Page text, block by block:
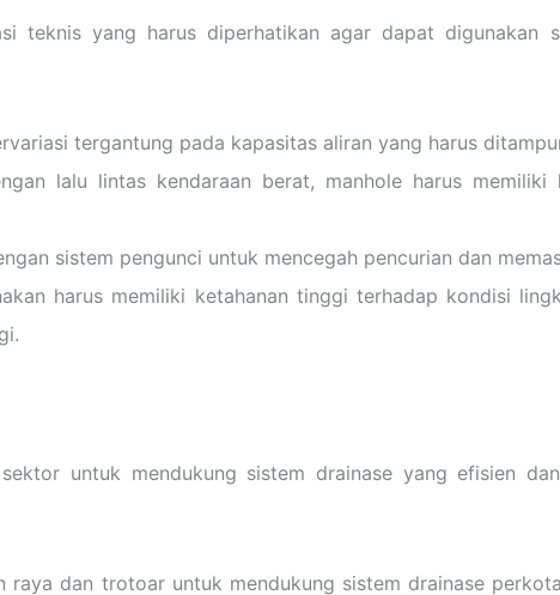
teknis yang harus diperhatikan agar dapat digunakan
tergantung pada kapasitas aliran yang harus
lalu lintas kendaraan berat, manhole harus memiliki
sistem pengunci untuk mencegah pencurian dan
harus memiliki ketahanan tinggi terhadap kondisi
untuk mendukung sistem drainase yang efisien
raya dan trotoar untuk mendukung sistem drainase